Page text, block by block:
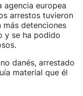
agencia europea
arrestos tuvieron
más detenciones
y se ha podido
danés, arrestado
material que él